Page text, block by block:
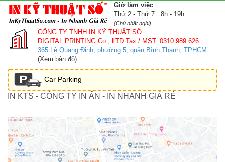
Giờ làm việc
Thứ 2 - Thứ 7 : 8h - 19h
(Chủ nhật nghỉ)
CÔNG TY TNHH IN KỸ THUẬT SỐ
DIGITAL PRINTING Co., LTD Tax / MST: 0310 989 626
365 Lê Quang Định, phường 5, quận Bình Thạnh, TPHCM
(Xem bản đồ)
Car Parking
IN KTS - CÔNG TY IN ẤN - IN NHANH GIÁ RẺ